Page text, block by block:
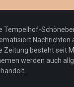
Tempelhof-
Nachrichten
Zeitung besteht seit
werden auch